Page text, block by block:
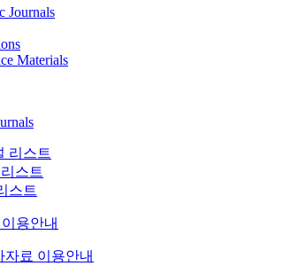
Journals
Materials
리스트
스트
스트
용안내
자료 이용안내